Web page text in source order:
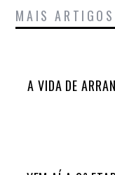
MAIS
A VIDA DE